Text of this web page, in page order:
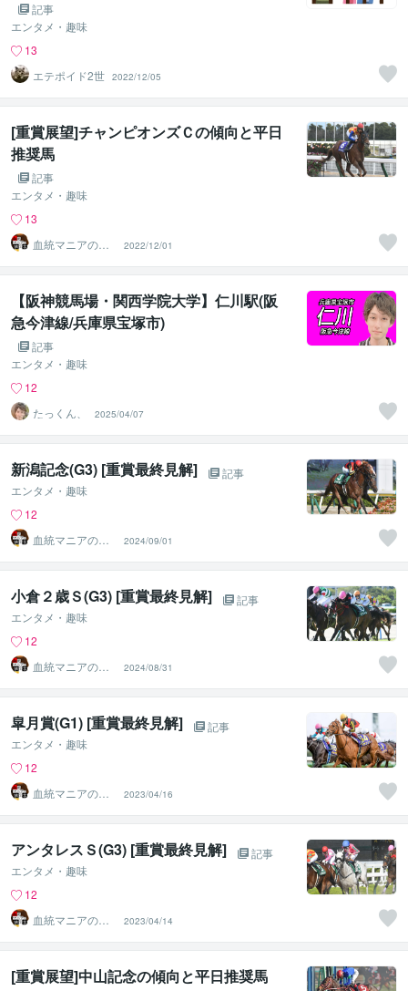
記事
エンタメ・趣味
13
エテポイド2世 2022/12/05
[重賞展望]チャンピオンズＣの傾向と平日
推奨馬
記事
エンタメ・趣味
13
血統マニアの独
り言
2022/12/01
【阪神競馬場・関西学院大学】仁川駅(阪
急今津線/兵庫県宝塚市)
記事
エンタメ・趣味
12
たっくん、
2025/04/07
新潟記念(G3) [重賞最終見解]
記事
エンタメ・趣味
12
血統マニアの独
り言
2024/09/01
小倉２歳Ｓ(G3) [重賞最終見解]
記事
エンタメ・趣味
12
血統マニアの独
り言
2024/08/31
皐月賞(G1) [重賞最終見解]
記事
エンタメ・趣味
12
血統マニアの独
り言
2023/04/16
アンタレスＳ(G3) [重賞最終見解]
記事
エンタメ・趣味
12
血統マニアの独
り言
2023/04/14
[重賞展望]中山記念の傾向と平日推奨馬